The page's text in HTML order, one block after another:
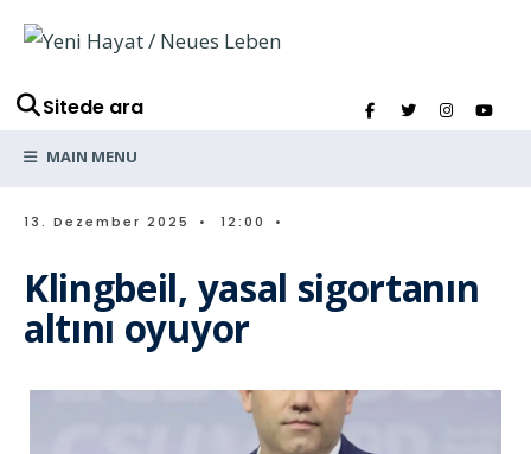
Sitede ara
MAIN MENU
13. Dezember 2025 • 12:00 •
Klingbeil, yasal sigortanın
altını oyuyor